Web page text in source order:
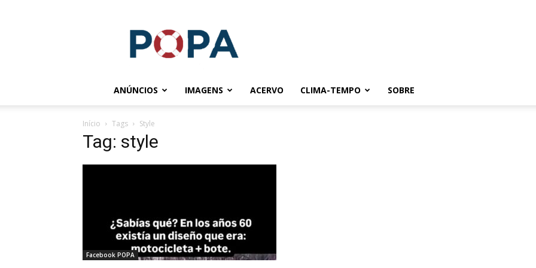
ANÚNCIOS IMAGENS ACERVO CLIMA-TEMPO SOBRE
Início Tags Style
Tag: style
Facebook POPA